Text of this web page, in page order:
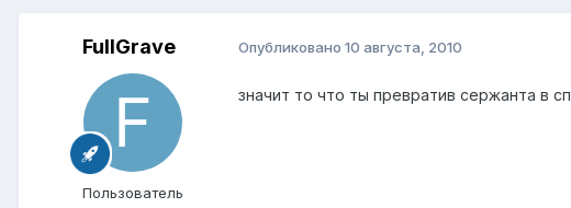
FullGrave
Пользователь
Опубликовано 10 августа, 2010
значит то что ты превратив сержанта в